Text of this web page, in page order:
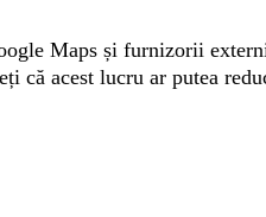
Maps și furnizorii
că acest lucru ar putea